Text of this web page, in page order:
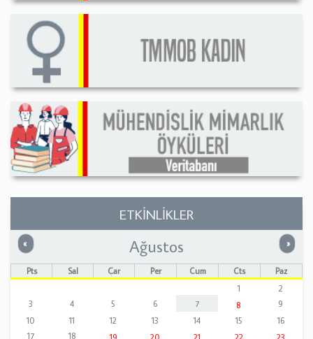
ETKİNLİKLER
« Önceki »
Ağustos
Pts Sal Çar Per Cum Cts
Paz
1
2
3
4 5 6 7 8
9
10
11 12 13 14 15
16
17
18